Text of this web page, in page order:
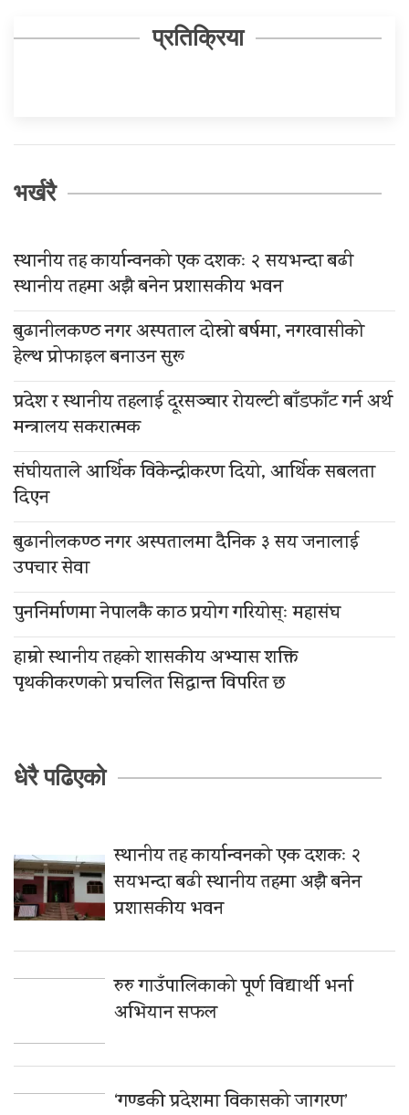
प्रतिक्रिया
भर्खरै
स्थानीय तह कार्यान्वनको एक दशकः २ सयभन्दा बढी
स्थानीय तहमा अझै बनेन प्रशासकीय भवन
बुढानीलकण्ठ नगर अस्पताल दोस्रो बर्षमा, नगरवासीको
हेल्थ प्रोफाइल बनाउन सुरू
प्रदेश र स्थानीय तहलाई दूरसञ्चार रोयल्टी बाँडफाँट गर्न अर्थ
मन्त्रालय सकरात्मक
संघीयताले आर्थिक विकेन्द्रीकरण दियो, आर्थिक सबलता
दिएन
बुढानीलकण्ठ नगर अस्पतालमा दैनिक ३ सय जनालाई
उपचार सेवा
पुननिर्माणमा नेपालकै काठ प्रयोग गरियोस्ः महासंघ
हाम्रो स्थानीय तहको शासकीय अभ्यास शक्ति
पृथकीकरणको प्रचलित सिद्धान्त विपरित छ
धेरै पढिएको
स्थानीय तह कार्यान्वनको एक दशकः २
सयभन्दा बढी स्थानीय तहमा अझै बनेन
प्रशासकीय भवन
रुरु गाउँपालिकाको पूर्ण विद्यार्थी भर्ना
अभियान सफल
‘गण्डकी प्रदेशमा विकासको जागरण’